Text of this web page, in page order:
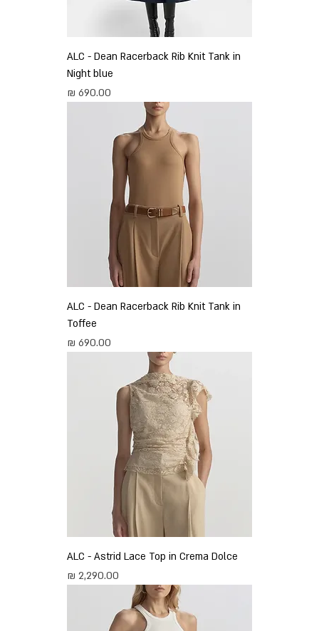
ALC - Dean Racerback Rib Knit Tank in
Night blue
מחיר
ALC - Dean Racerback Rib Knit Tank in
Toffee
מחיר
ALC - Astrid Lace Top in Crema Dolce
מחיר